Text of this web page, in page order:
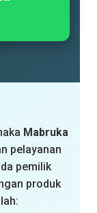
Mabruka
pelayanan
pemilik
produk